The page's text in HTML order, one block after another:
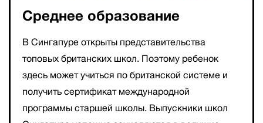
Среднее образование
В Сингапуре открыты представительства
топовых британских школ. Поэтому ребенок
здесь может учиться по британской системе и
получить сертификат международной
программы старшей школы. Выпускники школ